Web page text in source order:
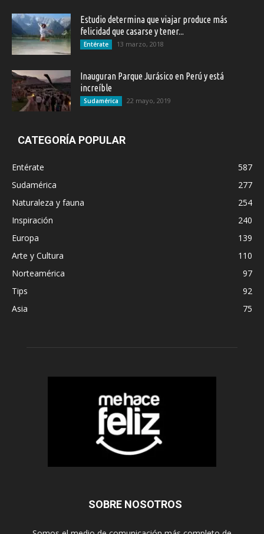
Estudio determina que viajar produce más
felicidad que casarse y tener...
Entérate 13 marzo, 2018
Inauguran Parque Jurásico en Perú y está
increíble
Sudamérica 22 mayo, 2019
CATEGORÍA POPULAR
Entérate
587
Sudamérica
277
Naturaleza y fauna
254
Inspiración
240
Europa
139
Arte y Cultura
110
Norteamérica
97
Tips
92
Asia
75
SOBRE NOSOTROS